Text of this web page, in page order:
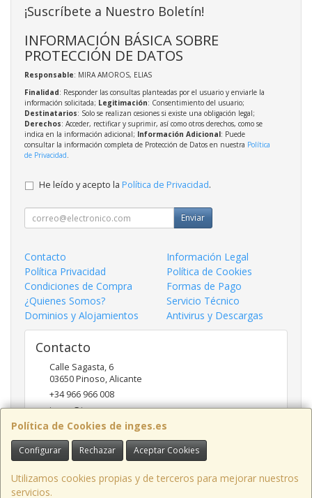
Política de Cookies de inges.es
Configurar Rechazar Aceptar Cookies
Utilizamos cookies propias y de terceros para mejorar nuestros
servicios.
¡Suscríbete a Nuestro Boletín!
INFORMACIÓN BÁSICA SOBRE
PROTECCIÓN DE DATOS
Responsable: MIRA AMOROS, ELIAS
Finalidad: Responder las consultas planteadas por el usuario y enviarle la
información solicitada; Legitimación: Consentimiento del usuario;
Destinatarios: Solo se realizan cesiones si existe una obligación legal;
Derechos: Acceder, rectificar y suprimir, así como otros derechos, como se
indica en la información adicional; Información Adicional: Puede
consultar la información completa de Protección de Datos en nuestra Política
de Privacidad.
He leído y acepto la Política de Privacidad.
Enviar
Contacto
Información Legal
Política Privacidad
Política de Cookies
Condiciones de Compra
Formas de Pago
¿Quienes Somos?
Servicio Técnico
Dominios y Alojamientos
Antivirus y Descargas
Contacto
Calle Sagasta, 6
03650Pinoso,Alicante
+34 966 966 008
inges@inges.es
Horario
9:00h - 14:00h y 17:00h - 19:30h